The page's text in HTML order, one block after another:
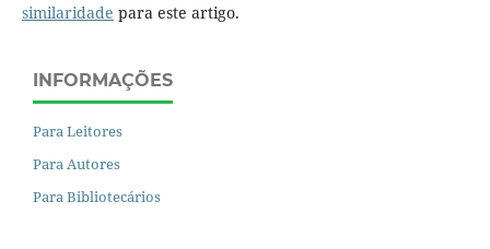
similaridade para este artigo.
INFORMAÇÕES
Para Leitores
Para Autores
Para Bibliotecários